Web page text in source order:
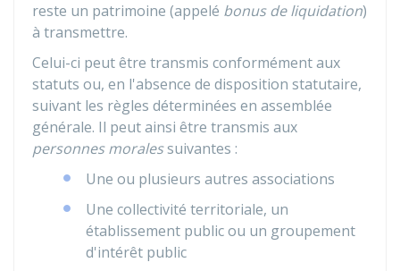
reste un patrimoine (appelé bonus de liquidation)
à transmettre.
Celui-ci peut être transmis conformément aux
statuts ou, en l'absence de disposition statutaire,
suivant les règles déterminées en assemblée
générale. Il peut ainsi être transmis aux
personnes moralessuivantes :
Une ou plusieurs autres associations
Une collectivité territoriale, un
établissement public ou un groupement
d'intérêt public